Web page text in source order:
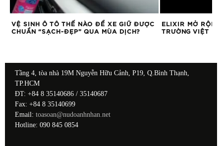
VỆ SINH Ô TÔ THẾ NÀO ĐỂ XE GIỮ ĐƯỢC
CHUẨN “SẠCH-ĐẸP” QUA MÙA DỊCH?
ELIXIR MỞ
TRƯỜNG VIỆT
Tầng 4, tòa nhà 19M Nguyễn Hữu Cảnh, P19, Q.Bình Thạnh,
TP.HCM
ĐT: +84 8 35140686 / 35140687
Fax: +84 8 35140699
Email: toasoan@nudoanhnhan.net
Hotline: 090 845 0854